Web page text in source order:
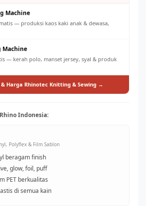
Machine
— produksi kaos kaki anak & dewasa,
Machine
— kerah polo, manset jersey, syal & produk
Harga Rhinotec Knitting & Sewing →
Indonesia:
Polyflex & Film Sablon
beragam finish
glow, foil, puff
PET berkualitas
di semua kain